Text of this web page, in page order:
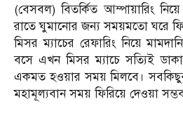
(বেসবল) বিতর্কিত আম্পায়ারিং
রাতে ঘুমানোর জন্য সময়মতো ঘরে
মিসর ম্যাচের রেফারিং নিয়ে
বসে এখন মিসর ম্যাচে সত্যিই
একমত হওয়ার সময় মিলবে। সবকিছুর
মহামূল্যবান সময় ফিরিয়ে দেওয়া